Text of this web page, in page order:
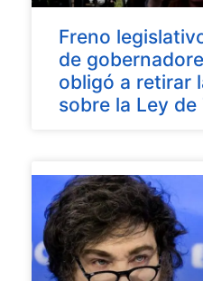
Freno
de
obligó a retirar
sobre la Ley de